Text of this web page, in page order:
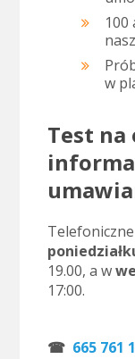
100
w
Test
19.00, a w
17:00.
☎ 665 761